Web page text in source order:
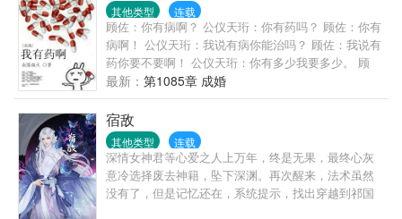
其他类型 连载
顾佐：你有病啊？ 公仪天珩：你有药吗？ 顾佐：你有
病啊！ 公仪天珩：我说有病你能治吗？ 顾佐：我说有
药你要不要啊！ 公仪天珩：你有多少我要多少。 顾
佐：你要多少我有多少。 公仪天珩：那就都拿来吧。
顾佐：…… 简单地说，胆小怕死的受穿越后一直想尽
办法要活下去，他有个金手指叫做炼药系统，可惜没
有药材，升级不能；大陆上超级世家的长子嫡孙智商
超群却修炼天赋太差，可惜炼药师太难培养，不能只
为他一人服务，但可以调动的药材大把。两个人一个
有病，一个有药，于是，有病的包养了有药的，大家
都好。 【注意事项】： ①大长篇，升级流； ②世界
最新： 第1085章 成婚
宿敌
其他类型 连载
深情女神君等心爱之人上万年，终是无果，最终心灰
意冷选择废去神籍，坠下深渊。再次醒来，法术虽然
没有了，但是记忆还在，系统提示，找出穿越到祁国